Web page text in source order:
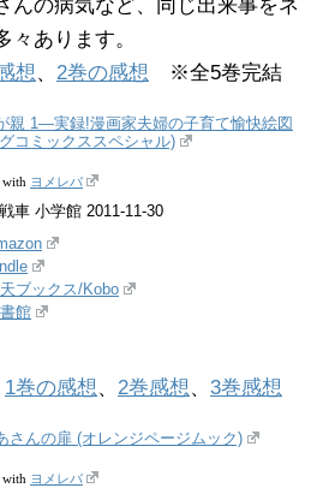
んの病気など、同じ出来事をネ
々あります。
想、 2巻の感想 ※全5巻完結
親 1―実録!漫画家夫婦の子育て愉快絵図
コミックススペシャル)
with ヨメレバ
車 小学館 2011-11-30
ブックス/Kobo
館
1巻の感想、 2巻感想、 3巻感想
さんの扉 (オレンジページムック)
with ヨメレバ